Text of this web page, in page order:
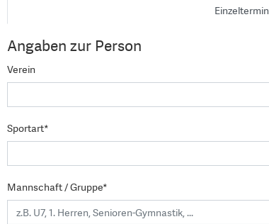
Einzeltermin
Angaben zur Person
Verein
Sportart*
Mannschaft / Gruppe*